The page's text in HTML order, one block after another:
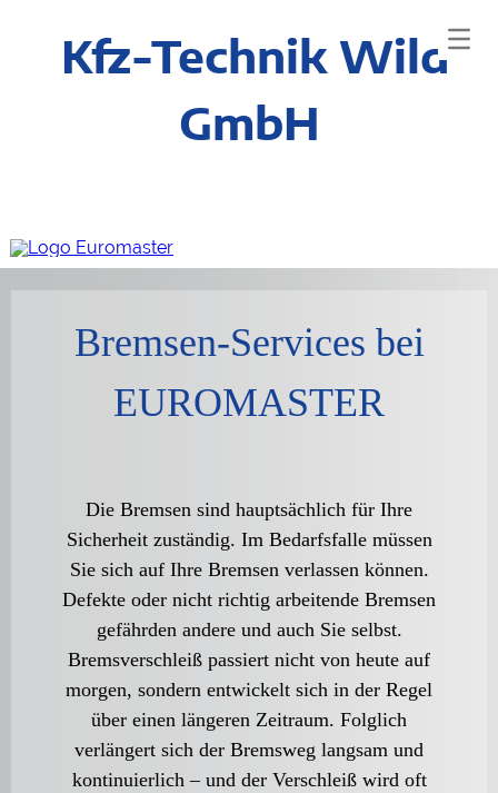
Kfz-Technik Wild
GmbH
Bremsen-Services bei
EUROMASTER
Die Bremsen sind hauptsächlich für Ihre
Sicherheit zuständig. Im Bedarfsfalle müssen
Sie sich auf Ihre Bremsen verlassen können.
Defekte oder nicht richtig arbeitende Bremsen
gefährden andere und auch Sie selbst.
Bremsverschleiß passiert nicht von heute auf
morgen, sondern entwickelt sich in der Regel
über einen längeren Zeitraum. Folglich
verlängert sich der Bremsweg langsam und
kontinuierlich – und der Verschleiß wird oft